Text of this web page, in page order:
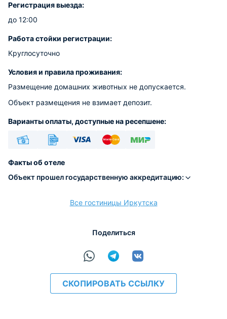
Регистрация выезда:
до 12:00
Работа стойки регистрации:
Круглосуточно
Условия и правила проживания:
Размещение домашних животных не допускается.
Объект размещения не взимает депозит.
Варианты оплаты, доступные на ресепшене:
Факты об отеле
Объект прошел государственную аккредитацию:
Все гостиницы Иркутска
Поделиться
СКОПИРОВАТЬ ССЫЛКУ